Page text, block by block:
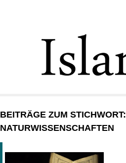
GESELLSCHAFT
STARTSEITE
BEITRÄGE ZUM STICHWORT:
NATURWISSENSCHAFTEN